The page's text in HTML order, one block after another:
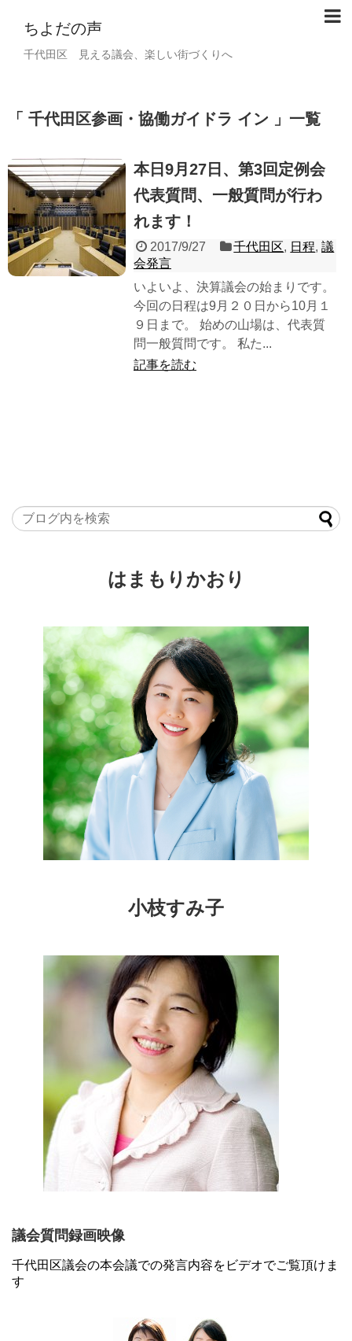
ちよだの声
千代田区 見える議会、楽しい街づくりへ
千代田区参画・協働ガイドラ イン 一覧
本日9月27日、第3回定例会
代表質問、一般質問が行わ
れます！
2017/9/27 千代田区, 日程,議
会発言
いよいよ、決算議会の始まりです。
今回の日程は9月２０日から10月１
９日まで。 始めの山場は、代表質
問一般質問です。 私た...
記事を読む
はまもりかおり
小枝すみ子
議会質問録画映像
千代田区議会の本会議での発言内容をビデオでご覧頂けま
す